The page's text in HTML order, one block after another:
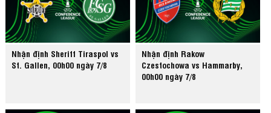
Nhận định Sheriff Tiraspol vs
St. Gallen, 00h00 ngày 7/8
Nhận định Rakow
Czestochowa vs Hammarby,
00h00 ngày 7/8